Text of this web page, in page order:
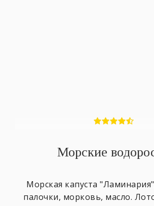
Морские
Морская капуста
палочки, морковь, масло.